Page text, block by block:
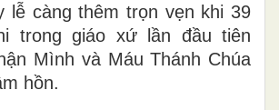
lễ càng thêm trọn vẹn khi 39
trong giáo xứ lần đầu tiên
Mình và Máu Thánh Chúa
hồn.